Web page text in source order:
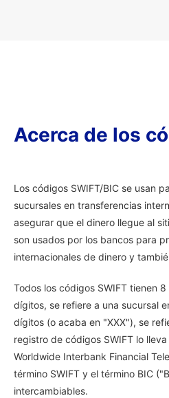
Acerca de los
Los códigos SWIFT/BIC se usan
sucursales en transferencias
asegurar que el dinero llegue al
son usados por los bancos para
internacionales de dinero y
Todos los códigos SWIFT tienen
dígitos, se refiere a una sucursal
dígitos (o acaba en "XXX"), se
registro de códigos SWIFT lo
Worldwide Interbank Financial
término SWIFT y el término BIC
intercambiables.